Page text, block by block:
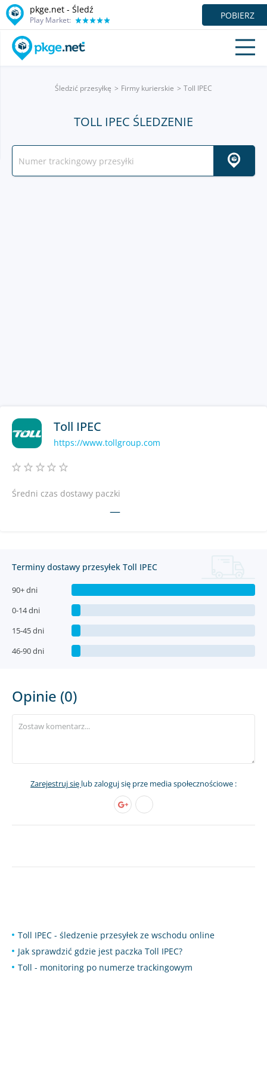
pkge.net - Śledź
Play Market: POBIERZ
Śledzić przesyłkę Firmy kurierskie Toll IPEC
TOLL IPEC ŚLEDZENIE
Toll IPEC
https://www.tollgroup.com
Średni czas dostawy paczki
—
Terminy dostawy przesyłek Toll IPEC
90+ dni
0-14 dni
15-45 dni
46-90 dni
Opinie (0)
Zarejestruj się lub zaloguj się prze media społecznościowe :
Toll IPEC - śledzenie przesyłek ze wschodu online
Jak sprawdzić gdzie jest paczka Toll IPEC?
Toll - monitoring po numerze trackingowym